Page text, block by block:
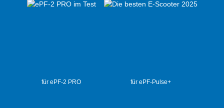
für ePF-2 PRO für ePF-Pulse+